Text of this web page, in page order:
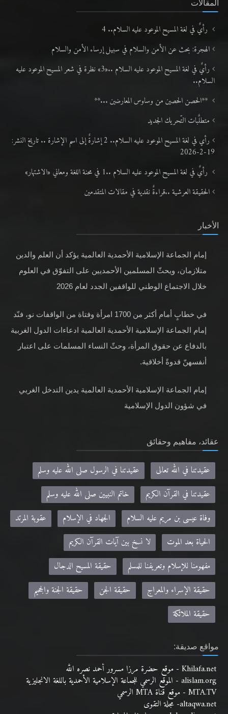
المقالات
رأيٌ في لغة المسيح الموعود عليه السلام.. 4
الهجرة: بحث عن الأمن والسلام في سبيل إرساء الأمن والسلام
رأيٌ في لغة المسيح الموعود عليه السلام ..«3» نظرة في شعر المسيح الموعود عليه
السلام..
**الحصن الحصين من وساوس المعارضين ...**
متطلَّبات التّحريك الجديد
رأي في لغة المسيح الموعود عليه السلام.. 2 إشارةٌ إلى اسم الإشارة .. تاريخ النشر:
19-2-2026
رأيٌ في لغة المسيح الموعود عليه السلام ..1 في محنة اللغة ومعاني «الاشتهار»
الحقيقة العرشية ..قراءةٌ نقدية في مقالات المتقدمين
الأخبار
إمام الجماعة الإسلامية الأحمدية العالمية يؤكد أن العلم والدين
متلازمان، ويحثّ المسلمين الأحمديين على التفوّق في العلوم
خلال الاجتماع الوطني للواقفين الجدد لعام 2026
في خطابٍ أمام أكثر من 1700 امرأة وفتاة من الواقفات نو، فنّد
إمام الجماعة الإسلامية الأحمدية العالمية ادعاءات الدول الغربية
بالدفاع عن حقوق المرأة، وحثّ النساء المسلمات على اعتبار
أنفسهنّ قدوةً أخلاقية.
إمام الجماعة الإسلامية الأحمدية العالمية يدين التدخل الغربي
في شؤون الدول الإسلامية
عقائد، مفاهيم وحقائق
عقيدتنا في الله تعالى
عقيدتنا في الرسول صلى الله عليه وسلم
عقيدتنا في القرآن الكريم
خاتم النبيين صلى الله عليه وسلم
وفاة عيسى بن مريم عليه السلام
الجهاد في الإسلام
عقوبة المرتد
الحياة بعد الموت
لا نسخ بين آيات القرآن الكريم
مفهومنا للإسلام وتعريفنا للمسلم
حقيقة المسيح الدجال
حقيقة الإسراء والمعراج
حقيقة الجن
حقيقة الجنة والجحيم
حقيقة الملائكة
مواقع صديقة:
Khilafa.net - موقع حضرة مرزا مسرور أحمد نصره الله
alislam.org - الموقع الرسمي للجماعة الإسلامية الأحمدية باللغة الانجليزية
MTA.TV - موقع قناة MTA الرسمي
altaqwa.net- مجلة التقوى